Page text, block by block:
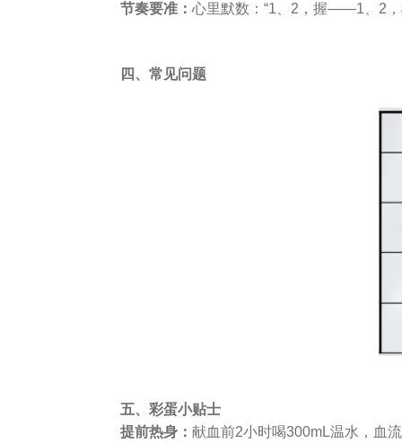
节奏要准 ： 心里默数：“1、2，握——1、2，
四、 常见问题
五、彩蛋小贴士
提前热身： 献血前2小时喝300mL温水，血